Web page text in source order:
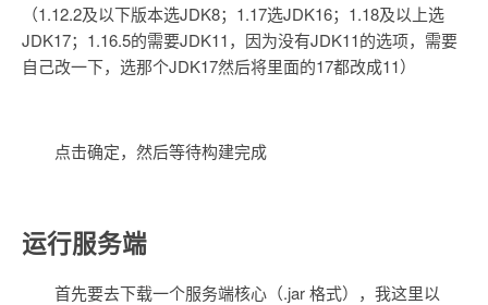
（1.12.2及以下版本选JDK8；1.17选JDK16；1.18及以上选
JDK17；1.16.5的需要JDK11，因为没有JDK11的选项，需要
自己改一下，选那个JDK17然后将里面的17都改成11）
点击确定，然后等待构建完成
运行服务端
首先要去下载一个服务端核心（.jar 格式），我这里以